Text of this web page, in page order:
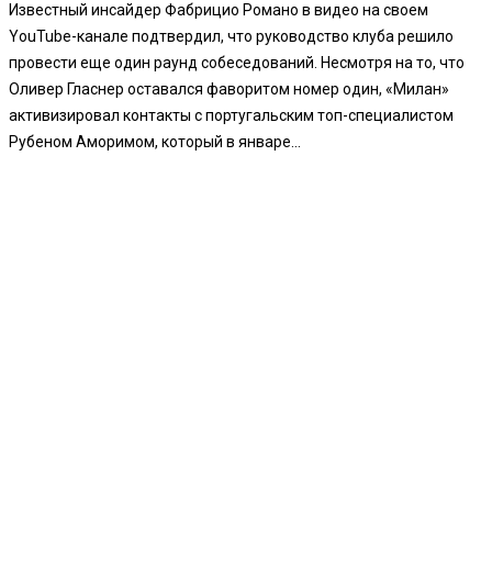
Известный инсайдер Фабрицио Романо в видео на своем
YouTube-канале подтвердил, что руководство клуба решило
провести еще один раунд собеседований. Несмотря на то, что
Оливер Гласнер оставался фаворитом номер один, «Милан»
активизировал контакты с португальским топ-специалистом
Рубеном Аморимом, который в январе...